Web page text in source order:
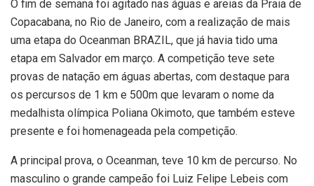
O fim de semana foi agitado nas águas e areias da Praia de
Copacabana, no Rio de Janeiro, com a realização de mais
uma etapa do Oceanman BRAZIL, que já havia tido uma
etapa em Salvador em março. A competição teve sete
provas de natação em águas abertas, com destaque para
os percursos de 1 km e 500m que levaram o nome da
medalhista olímpica Poliana Okimoto, que também esteve
presente e foi homenageada pela competição.
A principal prova, o Oceanman, teve 10 km de percurso. No
masculino o grande campeão foi Luiz Felipe Lebeis com